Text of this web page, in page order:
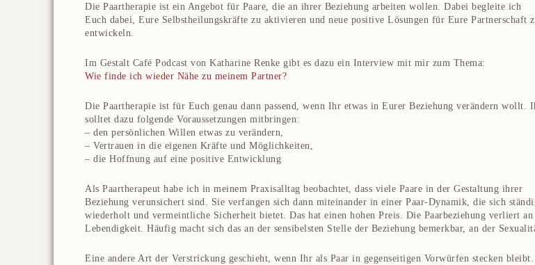
Die Paartherapie ist ein Angebot für Paare, die an ihrer Beziehung arbeiten wollen. Dabei begleite ich
Euch dabei, Eure Selbstheilungskräfte zu aktivieren und neue positive Lösungen für Eure Partnerschaft
entwickeln.
Im Gestalt Café Podcast von Katharine Renke gibt es dazu ein Interview mit mir zum Thema:
Wie finde ich wieder Nähe zu meinem Partner?
Die Paartherapie ist für Euch genau dann passend, wenn Ihr etwas in Eurer Beziehung verändern wollt.
solltet dazu folgende Voraussetzungen mitbringen:
– den persönlichen Willen etwas zu verändern,
– Vertrauen in die eigenen Kräfte und Möglichkeiten,
– die Hoffnung auf eine positive Entwicklung
Als Paartherapeut habe ich in meinem Praxisalltag beobachtet, dass viele Paare in der Gestaltung ihrer
Beziehung verunsichert sind. Sie verfangen sich dann miteinander in einer Paar-Dynamik, die sich
wiederholt und vermeintliche Sicherheit bietet. Das hat einen hohen Preis. Die Paarbeziehung verliert an
Lebendigkeit. Häufig macht sich das an der sensibelsten Stelle der Beziehung bemerkbar, an der
Eine andere Art der Verstrickung geschieht, wenn Ihr als Paar in gegenseitigen Vorwürfen stecken bleibt.